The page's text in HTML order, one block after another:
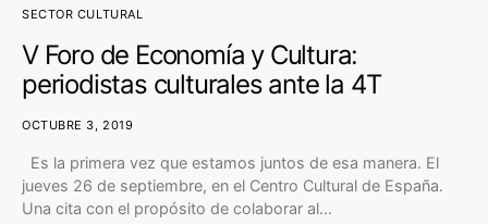
SECTOR CULTURAL
V Foro de Economía y Cultura:
periodistas culturales ante la 4T
OCTUBRE 3, 2019
Es la primera vez que estamos juntos de esa manera. El
jueves 26 de septiembre, en el Centro Cultural de España.
Una cita con el propósito de colaborar al…